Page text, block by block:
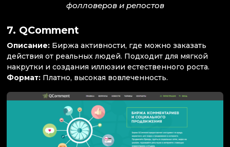
фолловеров и репостов
7. QComment
Описание: Биржа активности, где можно заказать
действия от реальных людей. Подходит для мягкой
накрутки и создания иллюзии естественного роста.
Формат: Платно, высокая вовлеченность.